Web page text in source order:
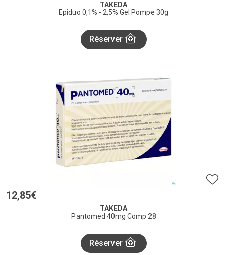
TAKEDA
Epiduo 0,1% - 2,5% Gel Pompe 30g
Réserver
12,85€
TAKEDA
Pantomed 40mg Comp 28
Réserver